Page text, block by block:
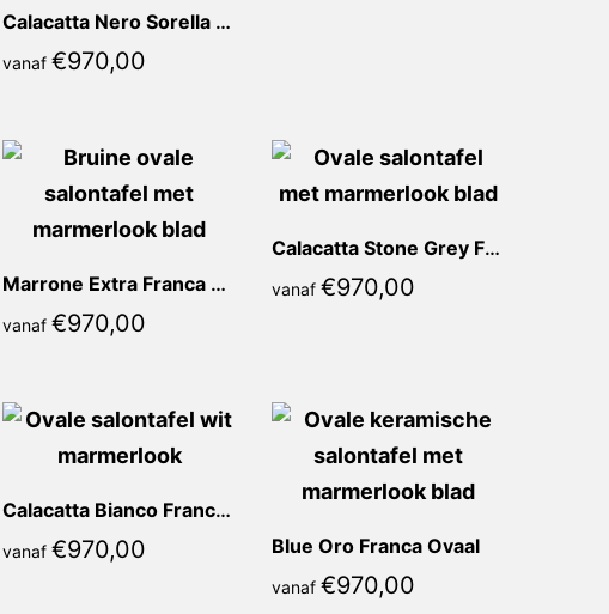
Calacatta Nero Sorella Ovaal
vanaf €970,00
Marrone Extra Franca Ovaal
vanaf €970,00
Calacatta Stone Grey Franca Ovaal
vanaf €970,00
Calacatta Bianco Franca Ovaal
vanaf €970,00 Blue Oro Franca Ovaal
vanaf €970,00